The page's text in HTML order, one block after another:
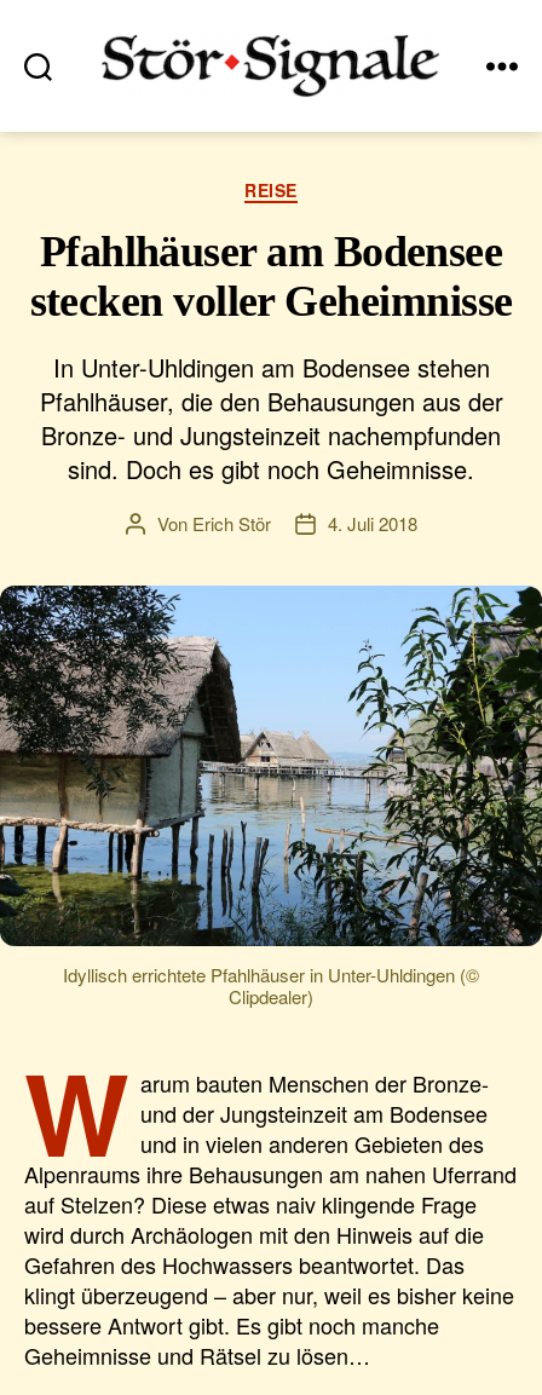
Kategorien
REISE
Pfahlhäuser am Bodensee
stecken voller Geheimnisse
In Unter-Uhldingen am Bodensee stehen
Pfahlhäuser, die den Behausungen aus der
Bronze- und Jungsteinzeit nachempfunden
sind. Doch es gibt noch Geheimnisse.
Beitragsautor
Von Erich Stör Veröffentlichungsdatum
4. Juli 2018
Idyllisch errichtete Pfahlhäuser in Unter-Uhldingen (©
Clipdealer)
W arum bauten Menschen der Bronze-
und der Jungsteinzeit am Bodensee
und in vielen anderen Gebieten des
Alpenraums ihre Behausungen am nahen Uferrand
auf Stelzen? Diese etwas naiv klingende Frage
wird durch Archäologen mit den Hinweis auf die
Gefahren des Hochwassers beantwortet. Das
klingt überzeugend – aber nur, weil es bisher keine
bessere Antwort gibt. Es gibt noch manche
Geheimnisse und Rätsel zu lösen…